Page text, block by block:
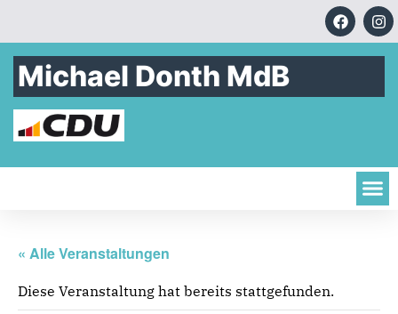
Michael Donth MdB
« Alle Veranstaltungen
Diese Veranstaltung hat bereits stattgefunden.